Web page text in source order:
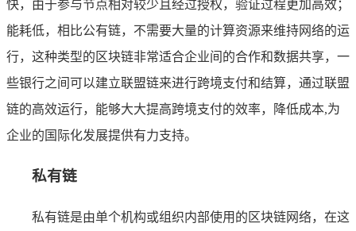
快，由于参与节点相对较少且经过授权，验证过程更加高效；
能耗低，相比公有链，不需要大量的计算资源来维持网络的运
行，这种类型的区块链非常适合企业间的合作和数据共享，一
些银行之间可以建立联盟链来进行跨境支付和结算，通过联盟
链的高效运行，能够大大提高跨境支付的效率，降低成本,为
企业的国际化发展提供有力支持。
私有链
私有链是由单个机构或组织内部使用的区块链网络，在这